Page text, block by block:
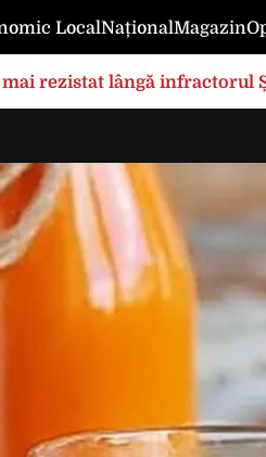
LocalNaționalMagazin
mai rezistat lângă